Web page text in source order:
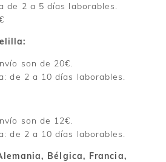
de 2 a 5 días laborables.
son de 20€.
de 2 a 10 días laborables.
son de 12€.
de 2 a 10 días laborables.
Bélgica, Francia,